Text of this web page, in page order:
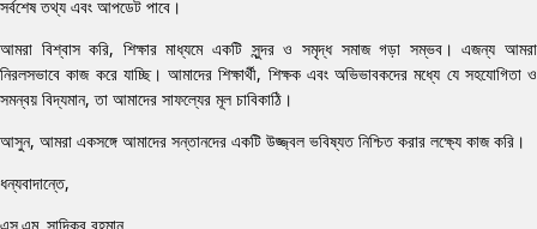
সর্বশেষ তথ্য এবং আপডেট পাবে।
আমরা বিশ্বাস করি, শিক্ষার মাধ্যমে একটি সুন্দর ও সমৃদ্ধ সমাজ গড়া সম্ভব। এজন্য আমরা
নিরলসভাবে কাজ করে যাচ্ছি। আমাদের শিক্ষার্থী, শিক্ষক এবং অভিভাবকদের মধ্যে যে সহযোগিতা ও
সমন্বয় বিদ্যমান, তা আমাদের সাফল্যের মূল চাবিকাঠি।
আসুন, আমরা একসঙ্গে আমাদের সন্তানদের একটি উজ্জ্বল ভবিষ্যত নিশ্চিত করার লক্ষ্যে কাজ করি।
ধন্যবাদান্তে,